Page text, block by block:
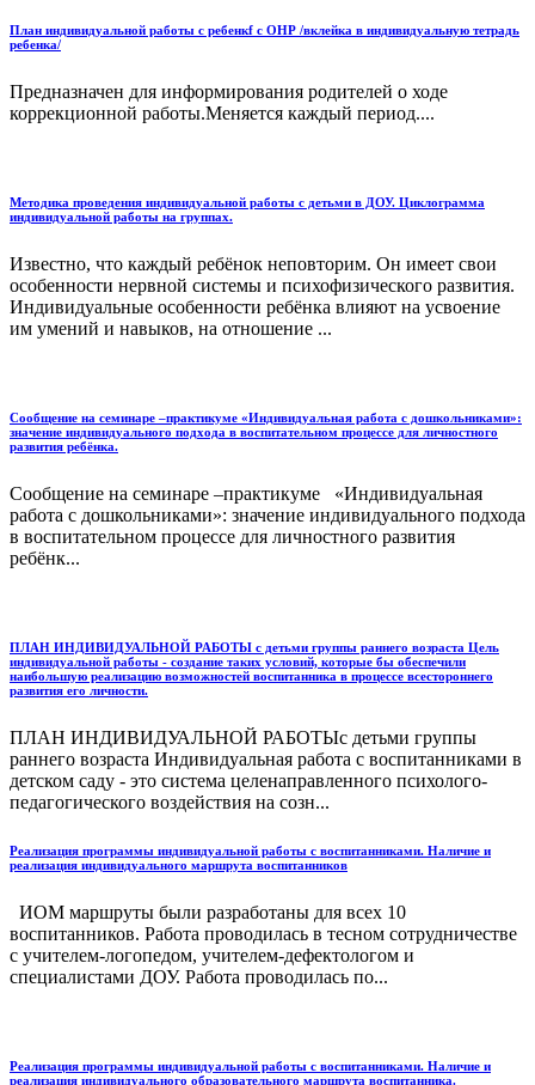
План индивидуальной работы с ребенкf с ОНР /вклейка в индивидуальную тетрадь
ребенка/
Предназначен для информирования родителей о ходе
коррекционной работы.Меняется каждый период....
Методика проведения индивидуальной работы с детьми в ДОУ. Циклограмма
индивидуальной работы на группах.
Известно, что каждый ребёнок неповторим. Он имеет свои
особенности нервной системы и психофизического развития.
Индивидуальные особенности ребёнка влияют на усвоение
им умений и навыков, на отношение ...
Сообщение на семинаре –практикуме «Индивидуальная работа с дошкольниками»:
значение индивидуального подхода в воспитательном процессе для личностного
развития ребёнка.
Сообщение на семинаре –практикуме «Индивидуальная
работа с дошкольниками»: значение индивидуального подхода
в воспитательном процессе для личностного развития
ребёнк...
ПЛАН ИНДИВИДУАЛЬНОЙ РАБОТЫ с детьми группы раннего возраста Цель
индивидуальной работы - создание таких условий, которые бы обеспечили
наибольшую реализацию возможностей воспитанника в процессе всестороннего
развития его личности.
ПЛАН ИНДИВИДУАЛЬНОЙ РАБОТЫс детьми группы
раннего возраста Индивидуальная работа с воспитанниками в
детском саду - это система целенаправленного психолого-
педагогического воздействия на созн...
Реализация программы индивидуальной работы с воспитанниками. Наличие и
реализация индивидуального маршрута воспитанников
ИОМ маршруты были разработаны для всех 10
воспитанников. Работа проводилась в тесном сотрудничестве
с учителем-логопедом, учителем-дефектологом и
специалистами ДОУ. Работа проводилась по...
Реализация программы индивидуальной работы с воспитанниками. Наличие и
реализация индивидуального образовательного маршрута воспитанника.